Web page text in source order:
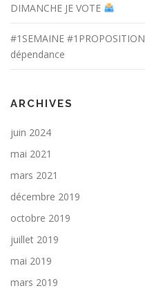
DIMANCHE JE VOTE
#1SEMAINE #1PROPOSITION
dépendance
ARCHIVES
juin 2024
mai 2021
mars 2021
décembre 2019
octobre 2019
juillet 2019
mai 2019
mars 2019